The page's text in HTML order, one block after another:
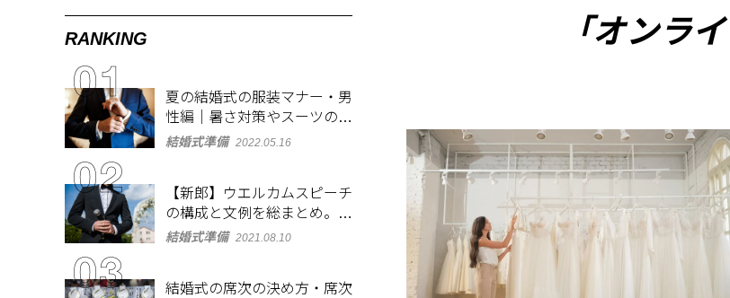
「オンラ
RANKING
夏の結婚式の服装マナー・男
性編｜暑さ対策やスーツのお
しゃれな着こなしも紹介
結婚式準備 2022.05.16
【新郎】ウエルカムスピーチ
の構成と文例を総まとめ。緊
張しないコツも紹介
結婚式準備 2021.08.10
結婚式の席次の決め方・席次